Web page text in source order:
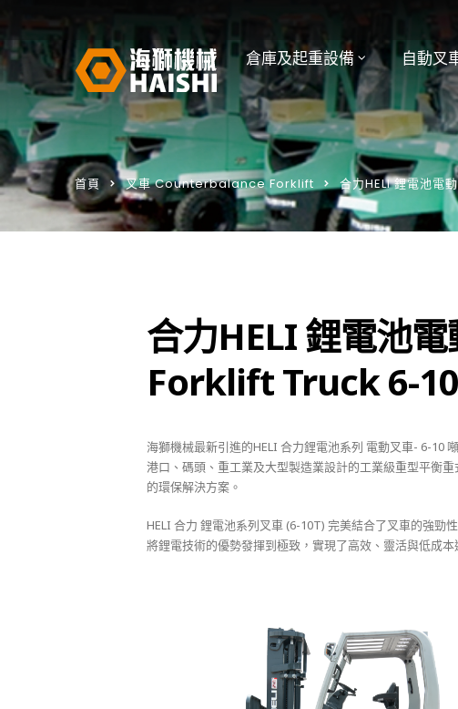
倉庫及起重設備 自動叉
首頁 叉車 Counterbalance Forklift 合力HELI 鋰電池
合力HELI 鋰電池
Forklift Truck 6-
海獅機械最新引進的HELI 合力鋰電池系列 電動叉車- 6-
港口、碼頭、重工業及大型製造業設計的工業級重型平衡
的環保解決方案。
HELI 合力 鋰電池系列叉車 (6-10T) 完美結合了叉車的強勁
將鋰電技術的優勢發揮到極致，實現了高效、靈活與低成本